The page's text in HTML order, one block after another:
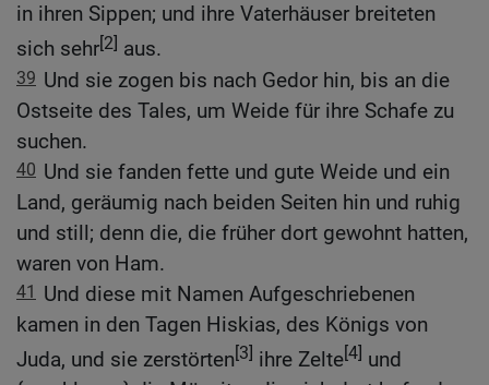
in ihren Sippen; und ihre Vaterhäuser breiteten
sich sehr[2] aus.
39 Und sie zogen bis nach Gedor hin, bis an die
Ostseite des Tales, um Weide für ihre Schafe zu
suchen.
40 Und sie fanden fette und gute Weide und ein
Land, geräumig nach beiden Seiten hin und ruhig
und still; denn die, die früher dort gewohnt hatten,
waren von Ham.
41 Und diese mit Namen Aufgeschriebenen
kamen in den Tagen Hiskias, des Königs von
Juda, und sie zerstörten[3] ihre Zelte[4] und